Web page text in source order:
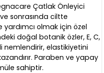
Çatlak Önleyici
sonrasında ciltte
olmak için özel
doğal botanik özler, E, C,
nemlendirir, elastikiyetini
Paraben ve yapay
sahiptir.